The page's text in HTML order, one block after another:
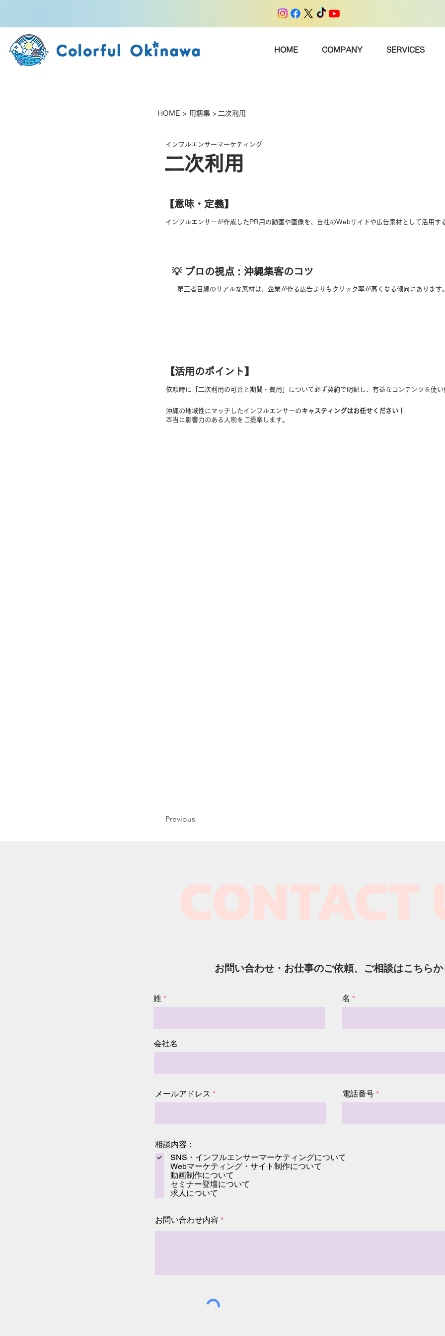
HOME COMPANY SERVICES
HOME > 二次利用
用語集 >
インフルエンサーマーケティング
二次利用
【​意味・定義】
インフルエンサーが作成したPR用の動画や画像を、自社のWebサイトや広告素材として活用す
第三者目線のリアルな素材は、企業が作る広告よりもクリック率が高くなる傾向にあります
​💡 プロの視点 : 沖縄集客のコツ
【​活用のポイント】
依頼時に「二次利用の可否と期間・費用」について必ず契約で明記し、有益なコンテンツを使
沖縄の地域性にマッチしたインフルエンサーのキャスティングはお任せください！
本当に影響力のある人物をご提案します。
Previous
お問い合わせ・お仕事のご依頼、ご相談はこちらか
姓 名
会社名
メールアドレス 電話番号
相談内容：
SNS・インフルエンサーマーケティングについて
Webマーケティング・サイト制作について
動画制作について
セミナー登壇について
求人について
お問い合わせ内容